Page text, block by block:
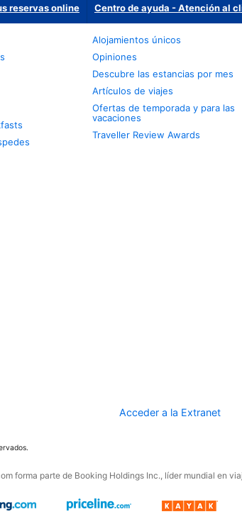
reservas online Centro de ayuda - Atención al
Alojamientos únicos
Opiniones
Descubre las estancias por mes
Artículos de viajes
Ofertas de temporada y para las
vacaciones
Traveller Review Awards
Acceder a la Extranet
forma parte de Booking Holdings Inc., líder mundial en